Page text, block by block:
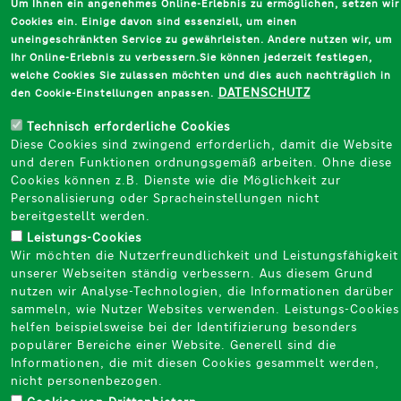
Um Ihnen ein angenehmes Online-Erlebnis zu ermöglichen, setzen wir
Cookies ein. Einige davon sind essenziell, um einen
uneingeschränkten Service zu gewährleisten. Andere nutzen wir, um
Ihr Online-Erlebnis zu verbessern.Sie können jederzeit festlegen,
welche Cookies Sie zulassen möchten und dies auch nachträglich in
den Cookie-Einstellungen anpassen. DATENSCHUTZ
Technisch erforderliche Cookies
Diese Cookies sind zwingend erforderlich, damit die Website
und deren Funktionen ordnungsgemäß arbeiten. Ohne diese
Cookies können z.B. Dienste wie die Möglichkeit zur
Personalisierung oder Spracheinstellungen nicht
bereitgestellt werden.
Leistungs-Cookies
Wir möchten die Nutzerfreundlichkeit und Leistungsfähigkeit
unserer Webseiten ständig verbessern. Aus diesem Grund
nutzen wir Analyse-Technologien, die Informationen darüber
sammeln, wie Nutzer Websites verwenden. Leistungs-Cookies
helfen beispielsweise bei der Identifizierung besonders
populärer Bereiche einer Website. Generell sind die
Informationen, die mit diesen Cookies gesammelt werden,
nicht personenbezogen.​